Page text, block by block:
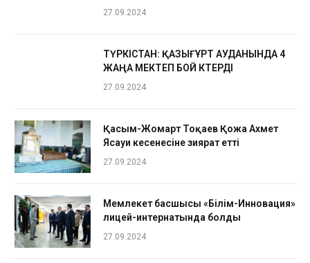
27.09.2024
ТҮРКІСТАН: ҚАЗЫҒҰРТ АУДАНЫНДА 4
ЖАҢА МЕКТЕП БОЙ КӨТЕРДІ
27.09.2024
Қасым-Жомарт Тоқаев Қожа Ахмет
Ясауи кесенесіне зиярат етті
27.09.2024
Мемлекет басшысы «Білім-Инновация»
лицей-интернатында болды
27.09.2024